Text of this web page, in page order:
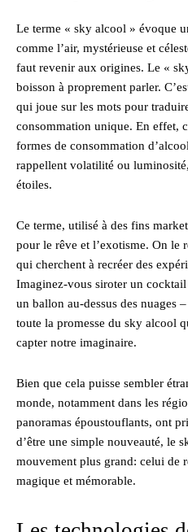
Le terme « sky alcool » évoque
comme l’air, mystérieuse et
faut revenir aux origines. Le «
boisson à proprement parler.
qui joue sur les mots pour
consommation unique. En effet,
formes de consommation
rappellent volatilité ou
étoiles.
Ce terme, utilisé à des fins
pour le rêve et l’exotisme. On le
qui cherchent à recréer des
Imaginez-vous siroter un
un ballon au-dessus des nuages
toute la promesse du sky alcool
capter notre imaginaire.
Bien que cela puisse sembler
monde, notamment dans les
panoramas époustouflants, ont
d’être une simple nouveauté, le
mouvement plus grand: celui de
magique et mémorable.